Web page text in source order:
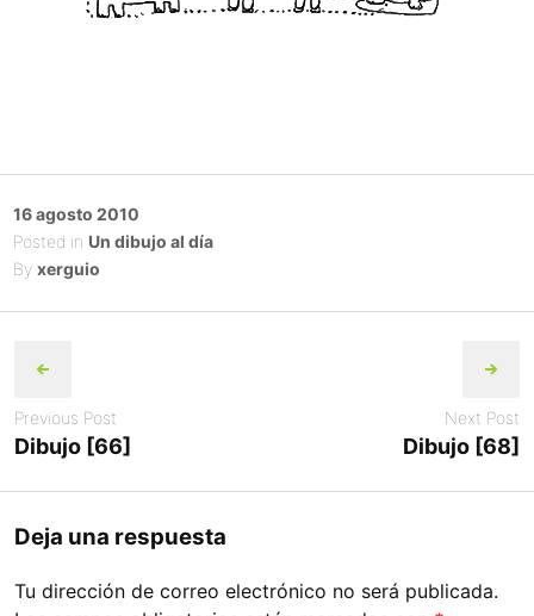
Posted
on
16 agosto 2010
Posted in Un dibujo al día
By xerguio
navigation
Previous Post
Dibujo [66]
Next Post
Dibujo [68]
Deja una respuesta
Tu dirección de correo electrónico no será publicada.